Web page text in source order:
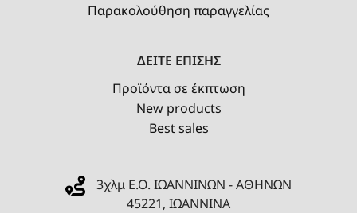
Παρακολούθηση παραγγελίας
ΔΕΙΤΕ ΕΠΙΣΗΣ
Προϊόντα σε έκπτωση
New products
Best sales
3χλμ Ε.Ο. ΙΩΑΝΝΙΝΩΝ - ΑΘΗΝΩΝ
45221, ΙΩΑΝΝΙΝΑ